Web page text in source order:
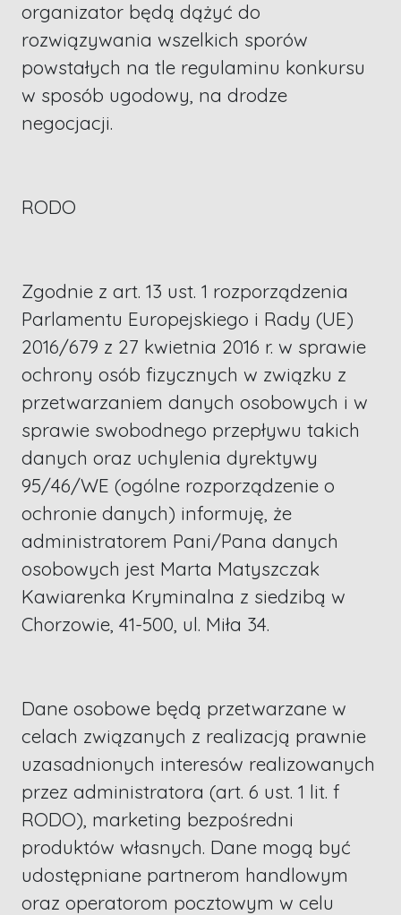
organizator będą dążyć do
rozwiązywania wszelkich sporów
powstałych na tle regulaminu konkursu
w sposób ugodowy, na drodze
negocjacji.
RODO
Zgodnie z art. 13 ust. 1 rozporządzenia
Parlamentu Europejskiego i Rady (UE)
2016/679 z 27 kwietnia 2016 r. w sprawie
ochrony osób fizycznych w związku z
przetwarzaniem danych osobowych i w
sprawie swobodnego przepływu takich
danych oraz uchylenia dyrektywy
95/46/WE (ogólne rozporządzenie o
ochronie danych) informuję, że
administratorem Pani/Pana danych
osobowych jest Marta Matyszczak
Kawiarenka Kryminalna z siedzibą w
Chorzowie, 41-500, ul. Miła 34.
Dane osobowe będą przetwarzane w
celach związanych z realizacją prawnie
uzasadnionych interesów realizowanych
przez administratora (art. 6 ust. 1 lit. f
RODO), marketing bezpośredni
produktów własnych. Dane mogą być
udostępniane partnerom handlowym
oraz operatorom pocztowym w celu